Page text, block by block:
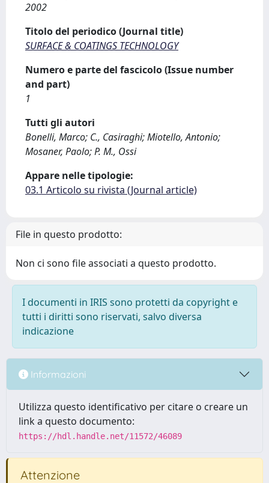
2002
Titolo del periodico (Journal title)
SURFACE & COATINGS TECHNOLOGY
Numero e parte del fascicolo (Issue number
and part)
1
Tutti gli autori
Bonelli, Marco; C., Casiraghi; Miotello, Antonio;
Mosaner, Paolo; P. M., Ossi
Appare nelle tipologie:
03.1 Articolo su rivista (Journal article)
File in questo prodotto:
Non ci sono file associati a questo prodotto.
I documenti in IRIS sono protetti da copyright e
tutti i diritti sono riservati, salvo diversa
indicazione
Informazioni
Utilizza questo identificativo per citare o creare un
link a questo documento:
https://hdl.handle.net/11572/46089
Attenzione